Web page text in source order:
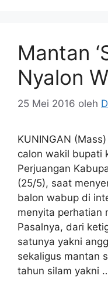
Mantan
Nyalon
25 Mei 2016 oleh
KUNINGAN
calon wakil bupati
Perjuangan
(25/5), saat
balon wabup di
menyita perhatian
Pasalnya, dari
satunya yakni
sekaligus mantan
tahun silam yakni